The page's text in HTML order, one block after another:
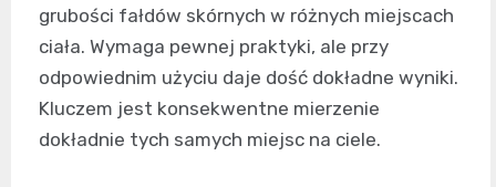
grubości fałdów skórnych w różnych miejscach
ciała. Wymaga pewnej praktyki, ale przy
odpowiednim użyciu daje dość dokładne wyniki.
Kluczem jest konsekwentne mierzenie
dokładnie tych samych miejsc na ciele.